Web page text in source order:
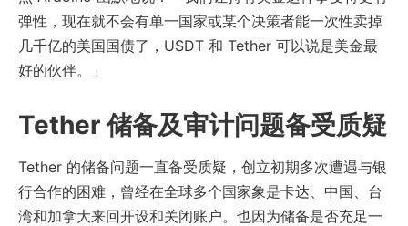
弹性，现在就不会有单一国家或某个决策者能一次性卖掉
几千亿的美国国债了，USDT 和 Tether 可以说是美金最
好的伙伴。」
Tether 储备及审计问题备受质疑
Tether 的储备问题一直备受质疑，创立初期多次遭遇与银
行合作的困难，曾经在全球多个国家象是卡达、中国、台
湾和加拿大来回开设和关闭账户。也因为储备是否充足一